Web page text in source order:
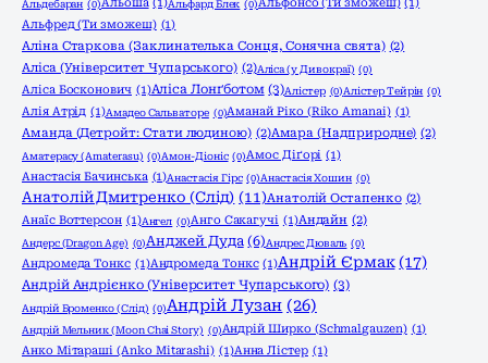
Альдебаран (0) Альфард Блек (0)
Альфред (Ти зможеш) (1)
Аліна Старкова (Заклинателька Сонця, Сонячна свята) (2)
Аліса (Університет Чупарського) (2)Аліса (у Дивокраї) (0)
Аліса Босконович (1)Аліса Лонґботом (3)Алістер (0)Алістер Тейрін (0)
Алія Атрід (1)Амадео Сальваторе (0)Аманай Ріко (Riko Amanai) (1)
Аманда (Детройт: Стати людиною) (2)Амара (Надприродне) (2)
Аматерасу (Amaterasu) (0)Амон-Діоніс (0)Амос Діґорі (1)
Анастасія Бачинська (1)Анастасія Гірс (0)Анастасія Хошин (0)
Анатолій Дмитренко (Слід) (11)Анатолій Остапенко (2)
Анаїс Воттерсон (1)Ангел (0)Анго Сакагучі (1)Андайн (2)
Андерс (Dragon Age) (0)Анджей Дуда (6)Андрес Дюваль (0)
Андромеда Тонкс (1)Андромеда Тонкс (1)Андрій Єрмак (17)
Андрій Андрієнко (Університет Чупарського) (3)
Андрій Броменко (Слід) (0)Андрій Лузан (26)
Андрій Мельник (Moon Chai Story) (0)Андрій Ширко (Schmalgauzen) (1)
Анко Мітараші (Anko Mitarashi) (1)Анна Лістер (1)